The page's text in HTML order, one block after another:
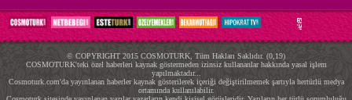
© COPYRIGHT 2015 COSMOTURK, Tüm Hakları Saklıdır. (0,19)
COSMOTURK'teki özel haberleri kaynak göstermeden izinsiz kullananlar hakkında yasal işlem
yapılmaktadır...
Cosmoturk.com'da yayınlanan haberler kaynak gösterilerek içeriği değiştirilmemek şartıyla hertürlü medya
ortamında kullanılabilir.